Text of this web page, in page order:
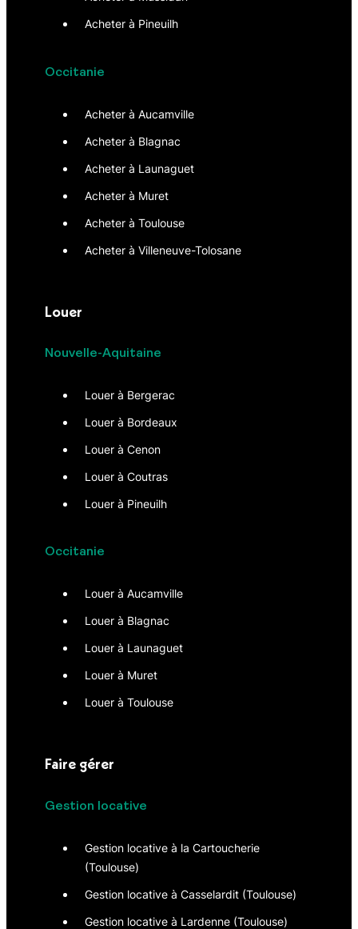
Acheter à Pineuilh
Occitanie
Acheter à Aucamville
Acheter à Blagnac
Acheter à Launaguet
Acheter à Muret
Acheter à Toulouse
Acheter à Villeneuve-Tolosane
Louer
Nouvelle-Aquitaine
Louer à Bergerac
Louer à Bordeaux
Louer à Cenon
Louer à Coutras
Louer à Pineuilh
Occitanie
Louer à Aucamville
Louer à Blagnac
Louer à Launaguet
Louer à Muret
Louer à Toulouse
Faire gérer
Gestion locative
Gestion locative à la Cartoucherie
(Toulouse)
Gestion locative à Casselardit (Toulouse)
Gestion locative à Lardenne (Toulouse)